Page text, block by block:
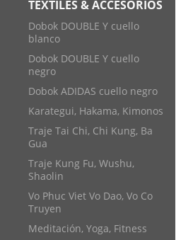
TEXTILES & ACCESORIOS
Dobok DOUBLE Y cuello
blanco
Dobok DOUBLE Y cuello
negro
Dobok ADIDAS cuello negro
Karategui, Hakama, Kimonos
Traje Tai Chi, Chi Kung, Ba
Gua
Traje Kung Fu, Wushu,
Shaolin
Vo Phuc Viet Vo Dao, Vo Co
Truyen
Meditación, Yoga, Fitness